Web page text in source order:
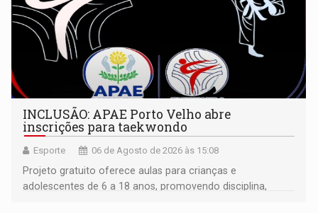
INCLUSÃO: APAE Porto Velho abre
inscrições para taekwondo
Esporte 06 de Agosto de 2026 às 15:08
Projeto gratuito oferece aulas para crianças e
adolescentes de 6 a 18 anos, promovendo disciplina,